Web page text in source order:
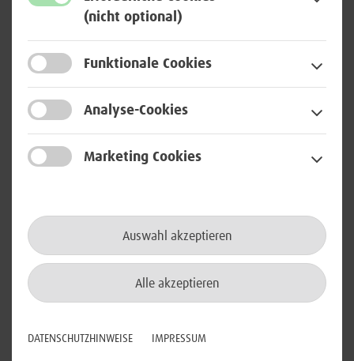
(nicht optional)
Funktionale Cookies
Analyse-Cookies
Marketing Cookies
Auswahl akzeptieren
Alle akzeptieren
DATENSCHUTZHINWEISE IMPRESSUM
Senior IT System Administrator
Communication im Schichtdienst
(24/7) (m/w/d)
in Rheinbach
Netzwerktechnologie
Area Expert (m/w/d)
in Bonn, Meckenheim oder Berlin
Cloud / Virtualisierung